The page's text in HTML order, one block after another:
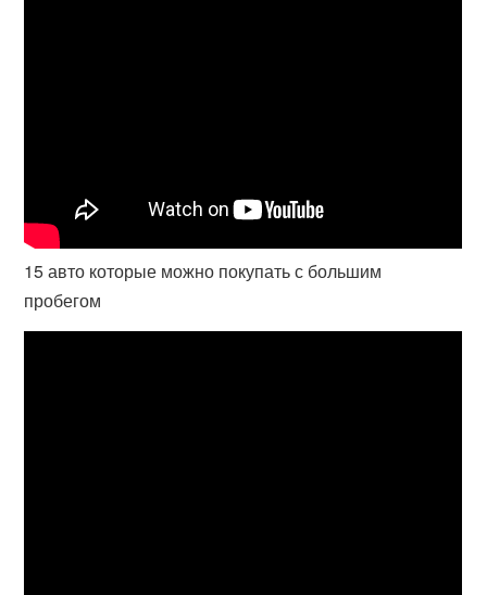
15 авто которые можно покупать с большим
пробегом